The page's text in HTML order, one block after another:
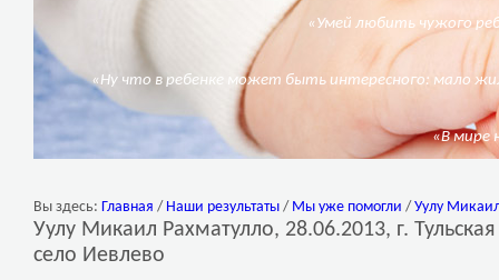
«Умей любить чужого
«Ну что в ребенке может быть интересного: мало
«В мире
Вы здесь: Главная / Наши результаты / Мы уже помогли / Уулу
Уулу Микаил Рахматулло, 28.06.2013, г.
село Иевлево